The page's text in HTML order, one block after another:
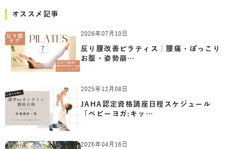
オススメ記事
2026年07月10日
反り腰改善ピラティス｜腰痛・ぽっこり
お腹・姿勢崩…
2025年12月08日
JAHA認定資格講座日程スケジュール
「ベビーヨガ:キッ…
2026年04月16日